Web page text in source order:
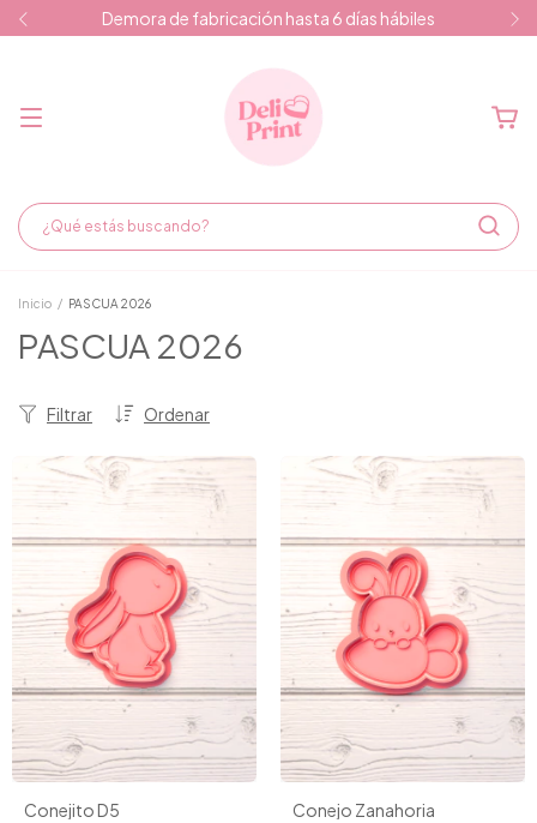
Demora de fabricación hasta 6 días hábiles
Inicio / PASCUA 2026
PASCUA 2026
Ordenar
Filtrar
Conejito D5 Conejo Zanahoria